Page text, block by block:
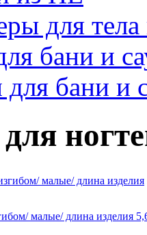
для
бани и
для бани и
малые/ длина изделия